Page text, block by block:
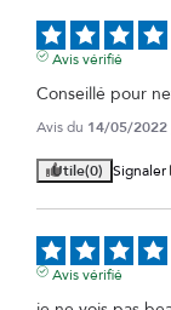
Avis vérifié
Conseillé pour
Avis du 14/05/2022
Utile(0) Signaler
Avis vérifié